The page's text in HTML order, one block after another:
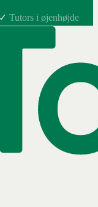
✓ Tutors i øjenhøjde